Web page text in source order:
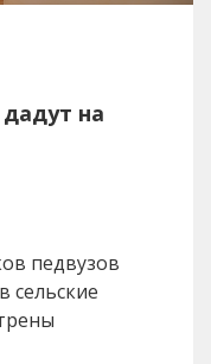
на
педвузов
сельские